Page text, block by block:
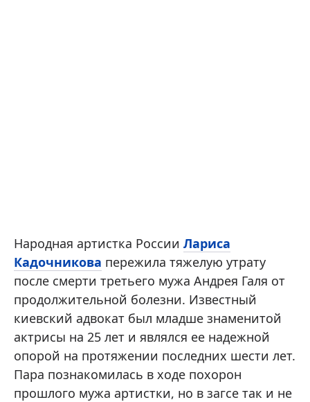
Народная артистка России Лариса
Кадочникова пережила тяжелую утрату
после смерти третьего мужа Андрея Галя от
продолжительной болезни. Известный
киевский адвокат был младше знаменитой
актрисы на 25 лет и являлся ее надежной
опорой на протяжении последних шести лет.
Пара познакомилась в ходе похорон
прошлого мужа артистки, но в загсе так и не